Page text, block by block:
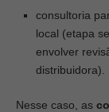
consultoria
local (etapa
envolver
distribuidora).
Nesse caso, as